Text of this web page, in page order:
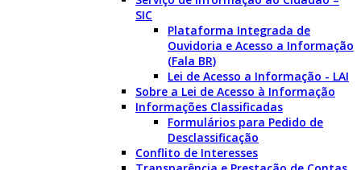
SIC
Plataforma Integrada de
Ouvidoria e Acesso a Informação
(Fala BR)
Lei de Acesso a Informação - LAI
Sobre a Lei de Acesso à Informação
Informações Classificadas
Formulários para Pedido de
Desclassificação
Conflito de Interesses